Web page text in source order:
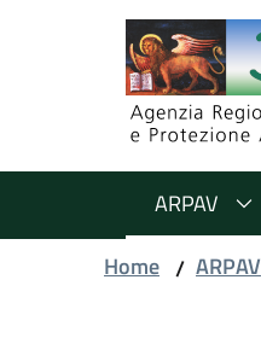
Salta al contenuto
Salta alla navigazione
Salta al footer
ARPAV
Home / ARPAV